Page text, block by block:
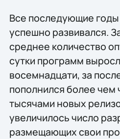
Все последующие
успешно развивался.
среднее количество
сутки программ
восемнадцати, за
пополнился более чем
тысячами новых
увеличилось число
размещающих свои